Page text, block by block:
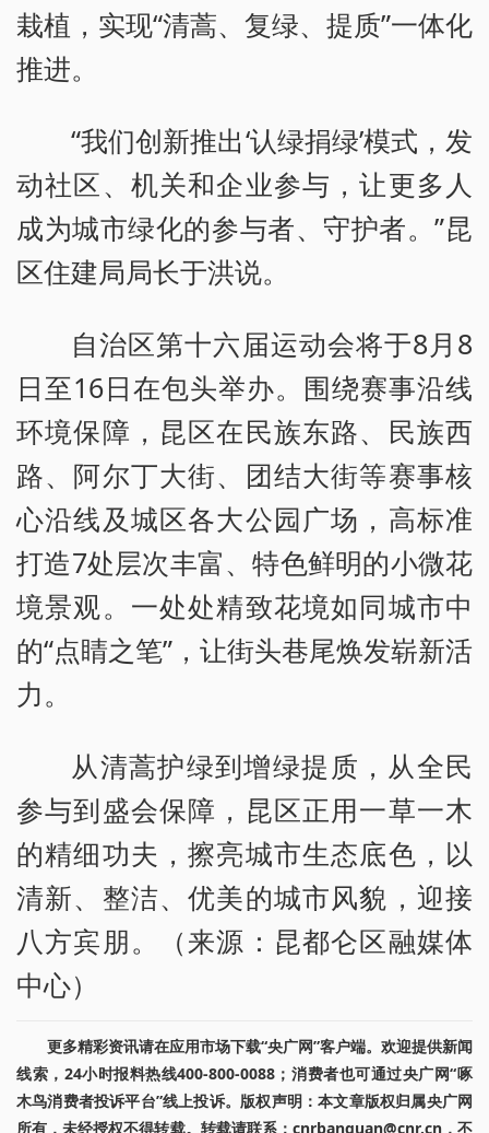
栽植，实现“清蒿、复绿、提质”一体化
推进。
“我们创新推出‘认绿捐绿’模式，发
动社区、机关和企业参与，让更多人
成为城市绿化的参与者、守护者。”昆
区住建局局长于洪说。
自治区第十六届运动会将于8月8
日至16日在包头举办。围绕赛事沿线
环境保障，昆区在民族东路、民族西
路、阿尔丁大街、团结大街等赛事核
心沿线及城区各大公园广场，高标准
打造7处层次丰富、特色鲜明的小微花
境景观。一处处精致花境如同城市中
的“点睛之笔”，让街头巷尾焕发崭新活
力。
从清蒿护绿到增绿提质，从全民
参与到盛会保障，昆区正用一草一木
的精细功夫，擦亮城市生态底色，以
清新、整洁、优美的城市风貌，迎接
八方宾朋。（来源：昆都仑区融媒体
中心）
更多精彩资讯请在应用市场下载“央广网”客户端。欢迎提供新闻
线索，24小时报料热线400-800-0088；消费者也可通过央广网“啄
木鸟消费者投诉平台”线上投诉。版权声明：本文章版权归属央广网
所有，未经授权不得转载。转载请联系：cnrbanquan@cnr.cn，不